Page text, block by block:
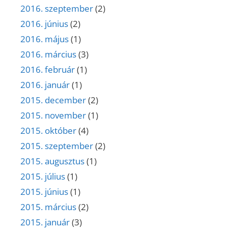
2016. szeptember(2)
2016. június(2)
2016. május(1)
2016. március(3)
2016. február(1)
2016. január(1)
2015. december(2)
2015. november(1)
2015. október(4)
2015. szeptember(2)
2015. augusztus(1)
2015. július(1)
2015. június(1)
2015. március(2)
2015. január(3)